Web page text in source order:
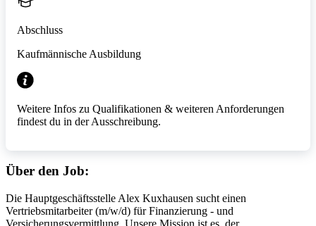
Abschluss
Kaufmännische Ausbildung
Weitere Infos zu Qualifikationen & weiteren Anforderungen
findest du in der Ausschreibung.
Über den Job:
Die Hauptgeschäftsstelle Alex Kuxhausen sucht einen
Vertriebsmitarbeiter (m/w/d) für Finanzierung - und
Versicherungsvermittlung. Unsere Mission ist es, der